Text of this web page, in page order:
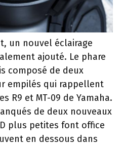
un nouvel éclairage
ajouté. Le phare
composé de deux
empilés qui rappellent
R9 et MT-09 de Yamaha.
de deux nouveaux
plus petites font office
en dessous dans